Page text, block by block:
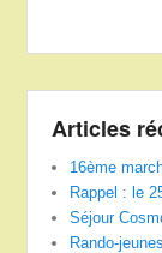
Articles
16ème
Rappel : le
Séjour
Rando-